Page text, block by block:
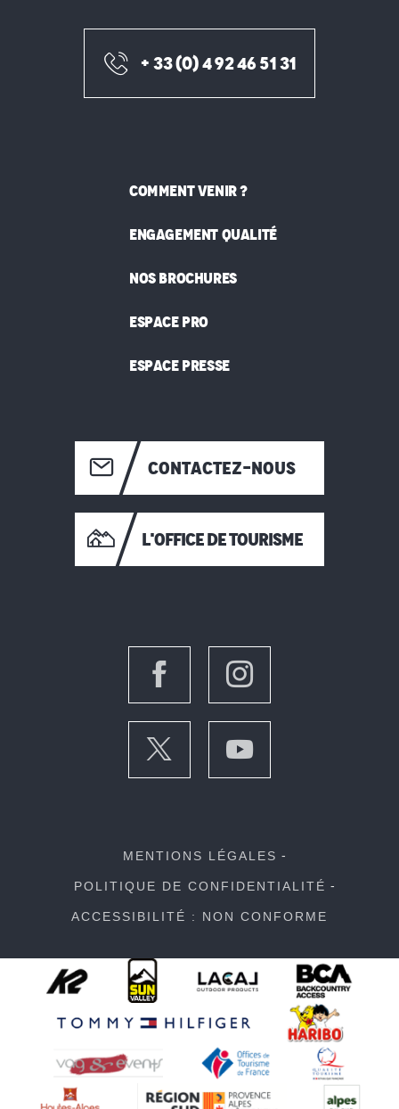
+ 33 (0) 4 92 46 51 31
COMMENT VENIR ?
ENGAGEMENT QUALITÉ
NOS BROCHURES
ESPACE PRO
ESPACE PRESSE
CONTACTEZ-NOUS
L'OFFICE DE TOURISME
MENTIONS LÉGALES
POLITIQUE DE CONFIDENTIALITÉ
ACCESSIBILITÉ : NON CONFORME